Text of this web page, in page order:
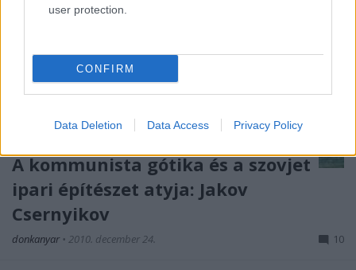
user protection.
CONFIRM
Data Deletion Data Access Privacy Policy
A kommunista gótika és a szovjet
ipari építészet atyja: Jakov
Csernyikov
donkanyar • 2010. december 24. 10